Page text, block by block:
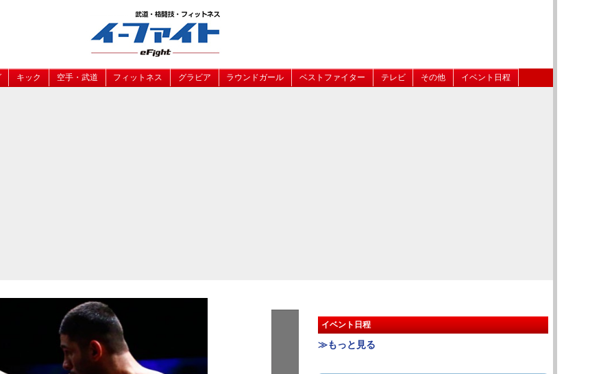
キック 空手・武道 フィットネス グラビア ラウンドガール ベストファイター テレビ その他 イベント日程
イベント日程
≫もっと見る